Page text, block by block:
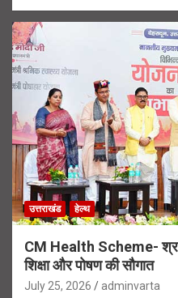
उत्तराखंड हेल्थ
CM Health Scheme-
शिक्षा और पोषण की सौगात
July 25, 2026 adminvarta